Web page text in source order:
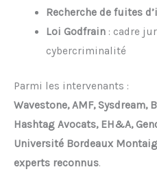
Recherche de fuites
Loi Godfrain: cadre
cybercriminalité
Parmi les intervenants :
Wavestone, AMF, Sysdream,
Hashtag Avocats, EH&A,
Université Bordeaux
experts reconnus.